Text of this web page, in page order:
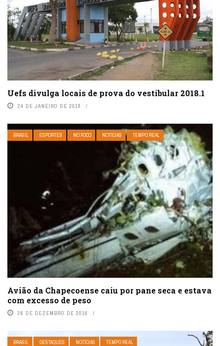
Uefs divulga locais de prova do vestibular 2018.1
24 DE JANEIRO DE 2018
BRASIL ESPORTES NO FOCO NOTÍCIAS TEMPO REAL
Avião da Chapecoense caiu por pane seca e estava
com excesso de peso
26 DE DEZEMBRO DE 2016
BRASIL DESTAQUES NOTÍCIAS TEMPO REAL